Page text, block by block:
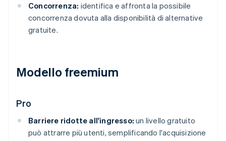
Concorrenza: identifica e affronta la possibile
concorrenza dovuta alla disponibilità di alternative
gratuite.
Modello freemium
Pro
Barriere ridotte all'ingresso: un livello gratuito
può attrarre più utenti, semplificando l'acquisizione